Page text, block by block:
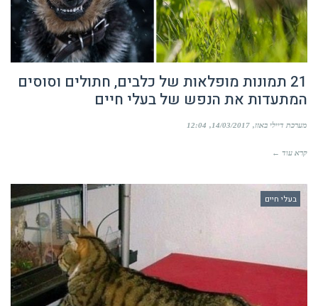
21 תמונות מופלאות של כלבים, חתולים וסוסים
המתעדות את הנפש של בעלי חיים
מערכת דיילי באזז 14/03/2017
12:04
קרא עוד ←
בעלי חיים